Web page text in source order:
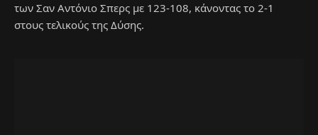
των Σαν Αντόνιο Σπερς με 123-108, κάνοντας το 2-1
στους τελικούς της Δύσης.